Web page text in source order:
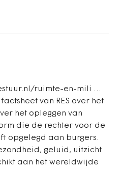
ruimte-en-mili …
van RES over het
het opleggen van
die de rechter voor de
opgelegd aan burgers.
geluid, uitzicht
aan het wereldwijde